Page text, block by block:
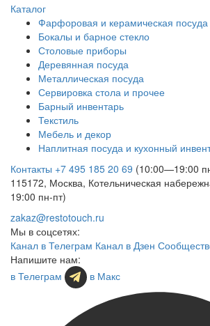
Каталог
Фарфоровая и керамическая посуда
Бокалы и барное стекло
Столовые приборы
Деревянная посуда
Металлическая посуда
Сервировка стола и прочее
Барный инвентарь
Текстиль
Мебель и декор
Наплитная посуда и кухонный
Контакты +7 495 185 20 69 (10:00—19:00
115172, Москва, Котельническая
19:00 пн-пт)
zakaz@restotouch.ru
Мы в соцсетях:
Канал в Телеграм Канал в Дзен
Напишите нам:
в Телеграм
в Макс